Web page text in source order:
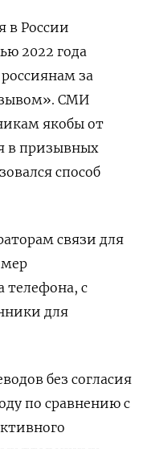
в России
2022 года
за
СМИ
якобы от
в призывных
способ
связи для
телефона, с
для
без согласия
по сравнению с